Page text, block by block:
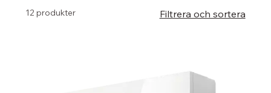
hus och fritidshus som AC och värme. När du
komfort och energibesparing. Vi erbjuder även
12 produkter Filtrera och sortera